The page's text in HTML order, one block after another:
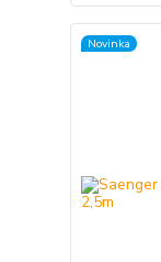
Novinka